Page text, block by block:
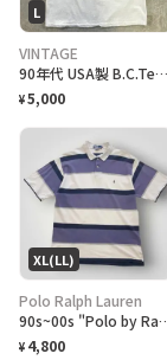
L
VINTAGE
90年代 USA製 B.C.Tee celebrate アートプリントTシャツ メンズL相当 古着 90s VINTAGE ヴィンテージ カナダ BC州 100周年記念 シングルステッチ 白色
¥5,000
XL(LL)
Polo Ralph Lauren
90s~00s "Polo by Ralph Lauren" S/S
¥ 4,800